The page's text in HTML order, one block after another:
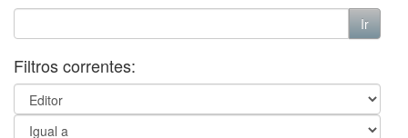
Filtros correntes: